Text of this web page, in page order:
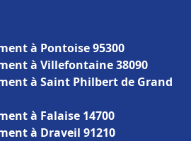
à Pontoise 95300
à Villefontaine 38090
à Saint Philbert de Grand
à Falaise 14700
à Draveil 91210